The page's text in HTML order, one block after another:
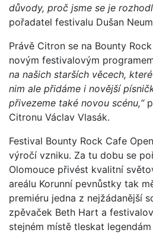
důvody, proč jsme se je
pořadatel festivalu Dušan
Právě Citron se na Bounty
novým festivalovým
na našich starších věcech,
nim ale přidáme i novější
přivezeme také novou scénu,“
Citronu Václav Vlasák.
Festival Bounty Rock Cafe
výročí vzniku. Za tu dobu se
Olomouce přivést kvalitní
areálu Korunní pevnůstky tak
premiéru jedna z nejžádanější
zpěvaček Beth Hart a
stejném místě tleskat